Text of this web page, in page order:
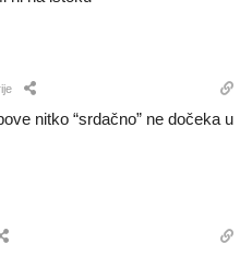
nitko “srdačno” ne dočeka u